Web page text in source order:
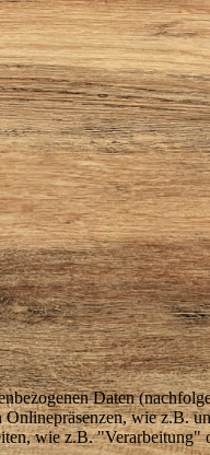
Daten
wie z.B.
wie z.B.